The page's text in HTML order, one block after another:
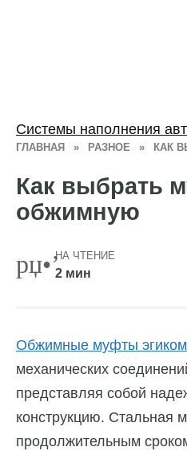
ГЛАВНАЯ » РАЗНОЕ » КАК
Как выбрать
обжимную
НА ЧТЕНИЕ
2 мин
Обжимные муфты эгиком
механических
представляя собой
конструкцию. Стальная
продолжительным
Системы наполнения